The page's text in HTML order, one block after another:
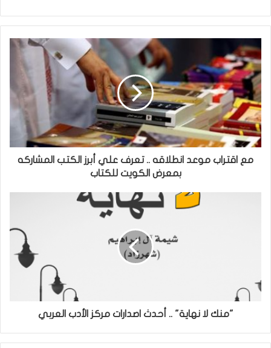
مع اقتراب موعد انطلاقه .. تعرف علي أبرز الكتب المشاركه
بمعرض الكويت للكتاب
"منك لا نهاية" .. أحدث اصدارات مركز الأدب العربي